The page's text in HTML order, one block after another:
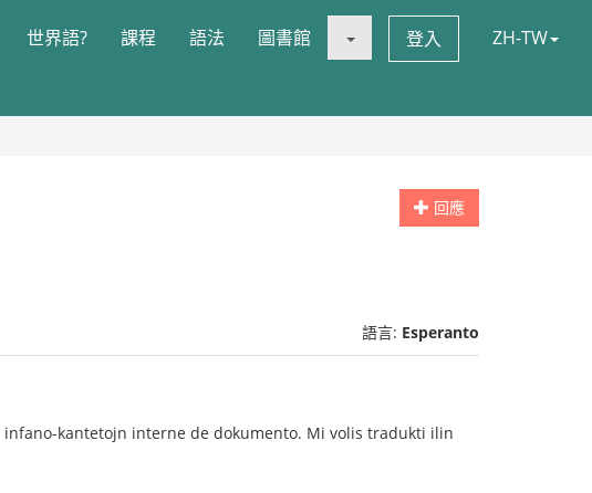
世界語? 課程 語法 圖書館 登入 ZH-TW
回應
語言: Esperanto
kantetojn interne de dokumento. Mi volis tradukti ilin